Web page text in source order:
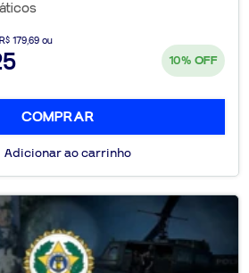
179,69 ou
10% OFF
COMPRAR
Adicionar ao carrinho